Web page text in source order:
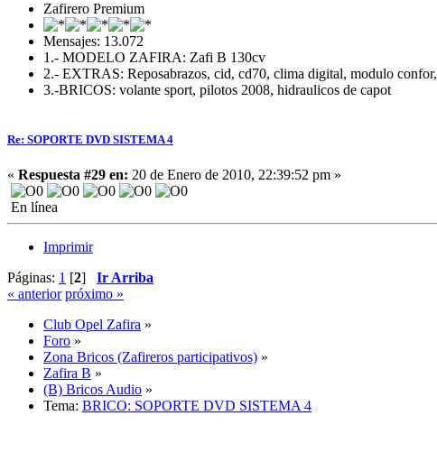
Zafirero Premium
Mensajes: 13.072
1.- MODELO ZAFIRA: Zafi B 130cv
2.- EXTRAS: Reposabrazos, cid, cd70, clima digital, modulo confor,
3.-BRICOS: volante sport, pilotos 2008, hidraulicos de capot
Re: SOPORTE DVD SISTEMA 4
« Respuesta #29 en: 20 de Enero de 2010, 22:39:52 pm »
En línea
Imprimir
Páginas: 1 [2] Ir Arriba
« anterior próximo »
Club Opel Zafira »
Foro »
Zona Bricos (Zafireros participativos) »
Zafira B »
(B) Bricos Audio »
Tema: BRICO: SOPORTE DVD SISTEMA 4